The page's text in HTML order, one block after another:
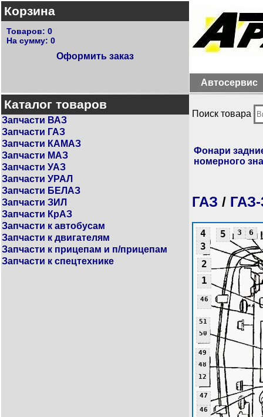
Корзина
Товаров: 0
На сумму: 0
Оформить заказ
Автосервис
Каталог товаров
Запчасти ВАЗ
Запчасти ГАЗ
Запчасти КАМАЗ
Запчасти МАЗ
Запчасти УАЗ
Запчасти УРАЛ
Запчасти БЕЛАЗ
Запчасти ЗИЛ
Запчасти КрАЗ
Запчасти к автобусам
Запчасти к двигателям
Запчасти к прицепам и п/прицепам
Запчасти к спецтехнике
Поиск товара
Фонари
номерного
ГАЗ / ГАЗ-
1
2
3
3
4 5 6
12
46
46
47
48
49
50
51